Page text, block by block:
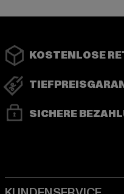
KOSTENLOSE
SICHERE